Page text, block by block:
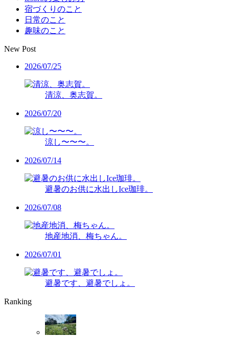
宿づくりのこと
日常のこと
趣味のこと
New Post
2026/07/25
清涼、奥志賀。
2026/07/20
涼し〜〜〜。
2026/07/14
避暑のお供に水出しIce珈琲。
2026/07/08
地産地消、梅ちゃん。
2026/07/01
避暑です、避暑でしょ。
Ranking